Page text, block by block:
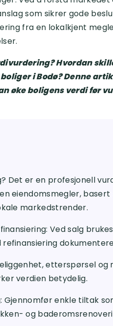
som sikrer gode
fra en lokalkjent
Hvordan
i Bodø? Denne
øke boligens verdi før
Det er en profesjonell
eiendomsmegler,
markedstrender.
Ved salg
refinansiering
etterspørsel
verdien betydelig.
Gjennomfør enkle tiltak
og